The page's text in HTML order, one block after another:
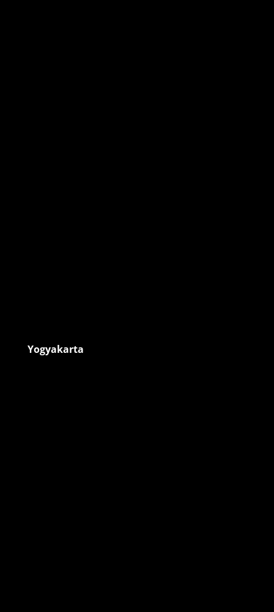
Yogyakarta